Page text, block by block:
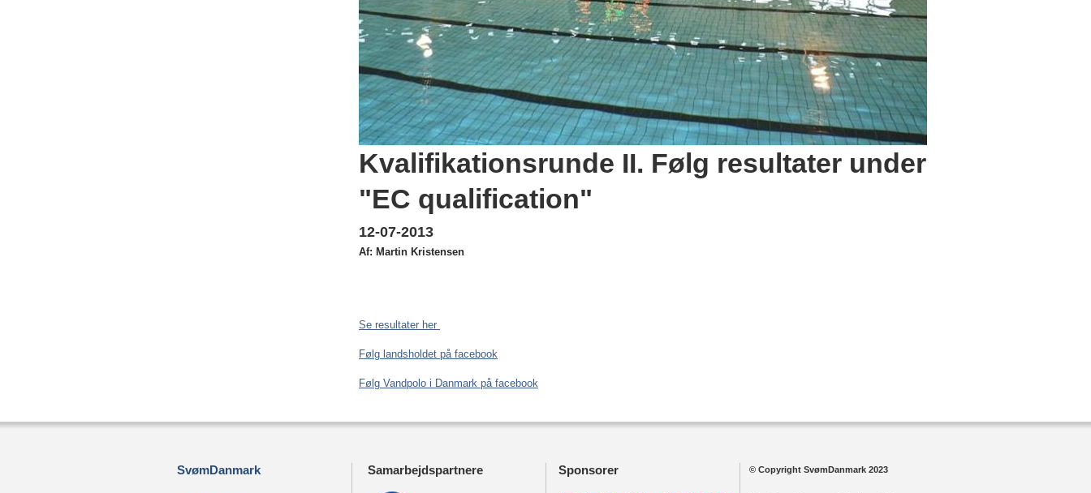
Kvalifikationsrunde II. Følg resultater under
"EC qualification"
12-07-2013
Af: Martin Kristensen
Se resultater her
Følg landsholdet på facebook
Følg Vandpolo i Danmark på facebook
SvømDanmark Samarbejdspartnere Sponsorer © Copyright SvømDanmark 2023